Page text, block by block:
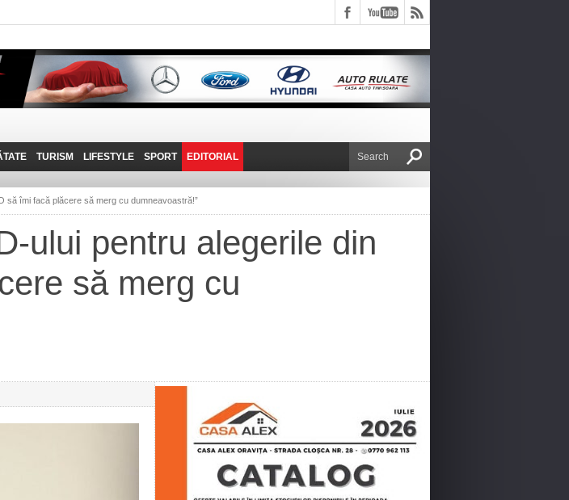
TURISM
PRIN MUNȚII
BANATULUI
FANTASTICUL BANAT
TRAVEL VLOG
LIFESTYLE
POVESTE DE VIAȚĂ
SPORT EDITORIAL
DE VICTOR NAFIRU
să îmi facă plăcere să merg cu dumneavoastră!”
ului pentru alegerile din
să merg cu